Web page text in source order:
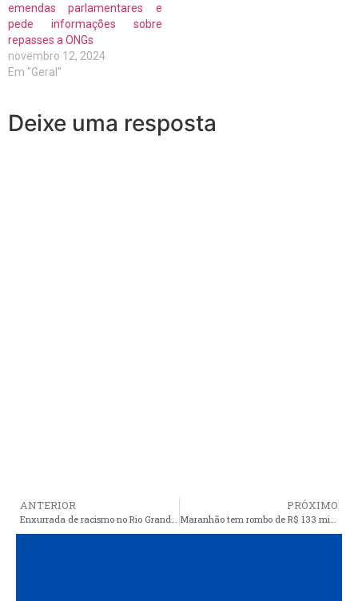
emendas parlamentares e
pede informações sobre
repasses a ONGs
novembro 12, 2024
Em "Geral"
Deixe uma resposta
ANTERIOR PRÓXIMO